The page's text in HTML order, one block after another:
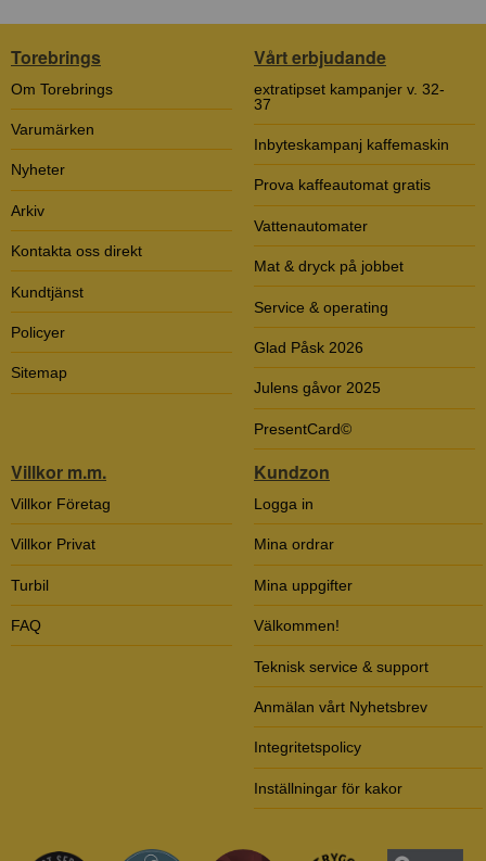
Torebrings
Om Torebrings
Varumärken
Nyheter
Arkiv
Kontakta oss direkt
Kundtjänst
Policyer
Sitemap
Vårt erbjudande
extratipset kampanjer v. 32-
37
Inbyteskampanj kaffemaskin
Prova kaffeautomat gratis
Vattenautomater
Mat & dryck på jobbet
Service & operating
Glad Påsk 2026
Julens gåvor 2025
PresentCard©
Villkor m.m.
Villkor Företag
Villkor Privat
Turbil
FAQ
Kundzon
Logga in
Mina ordrar
Mina uppgifter
Välkommen!
Teknisk service & support
Anmälan vårt Nyhetsbrev
Integritetspolicy
Inställningar för kakor